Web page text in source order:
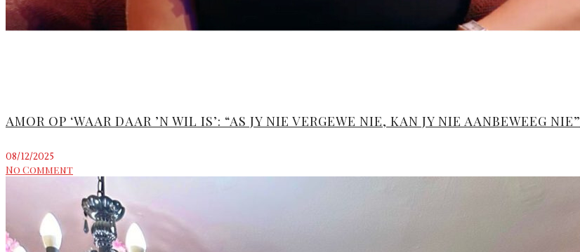
AMOR OP ‘WAAR DAAR ’N WIL IS’: “AS JY NIE VERGEWE NIE, KAN JY NIE AANBEWEEG NIE”
08/12/2025
No Comment